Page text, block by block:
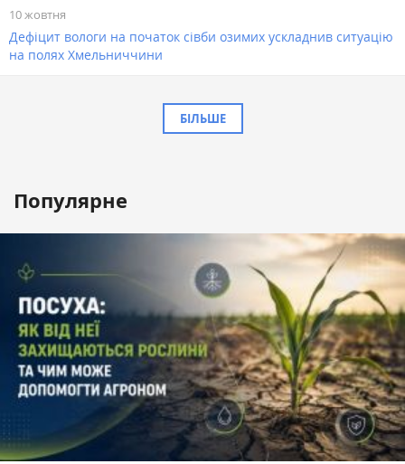
10 жовтня
Дефіцит вологи на початок сівби озимих ускладнив ситуацію
на полях Хмельниччини
БІЛЬШЕ
Популярне